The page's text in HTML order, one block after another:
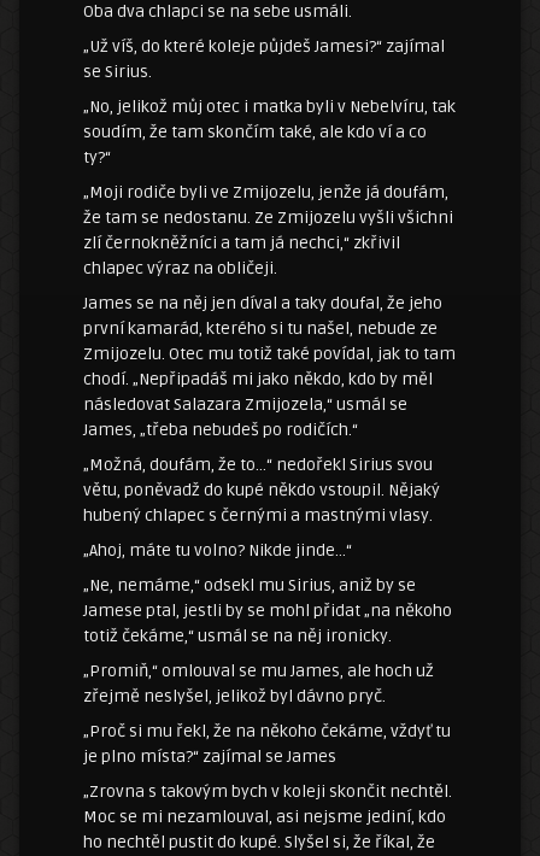
Oba dva chlapci se na sebe usmáli.
„Už víš, do které koleje půjdeš Jamesi?“ zajímal
se Sirius.
„No, jelikož můj otec i matka byli v Nebelvíru, tak
soudím, že tam skončím také, ale kdo ví a co
ty?“
„Moji rodiče byli ve Zmijozelu, jenže já doufám,
že tam se nedostanu. Ze Zmijozelu vyšli všichni
zlí černokněžníci a tam já nechci,“ zkřivil
chlapec výraz na obličeji.
James se na něj jen díval a taky doufal, že jeho
první kamarád, kterého si tu našel, nebude ze
Zmijozelu. Otec mu totiž také povídal, jak to tam
chodí. „Nepřipadáš mi jako někdo, kdo by měl
následovat Salazara Zmijozela,“ usmál se
James, „třeba nebudeš po rodičích.“
„Možná, doufám, že to…“ nedořekl Sirius svou
větu, poněvadž do kupé někdo vstoupil. Nějaký
hubený chlapec s černými a mastnými vlasy.
„Ahoj, máte tu volno? Nikde jinde…“
„Ne, nemáme,“ odsekl mu Sirius, aniž by se
Jamese ptal, jestli by se mohl přidat „na někoho
totiž čekáme,“ usmál se na něj ironicky.
„Promiň,“ omlouval se mu James, ale hoch už
zřejmě neslyšel, jelikož byl dávno pryč.
„Proč si mu řekl, že na někoho čekáme, vždyť tu
je plno místa?“ zajímal se James
„Zrovna s takovým bych v koleji skončit nechtěl.
Moc se mi nezamlouval, asi nejsme jediní, kdo
ho nechtěl pustit do kupé. Slyšel si, že říkal, že